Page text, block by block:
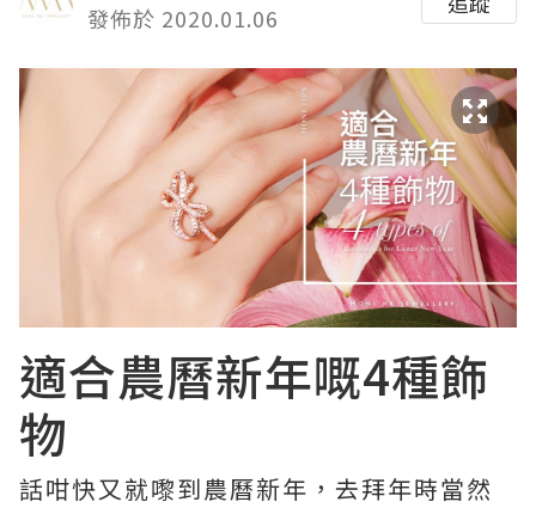
發佈於 2020.01.06
適合農曆新年嘅4種飾
物
話咁快又就嚟到農曆新年，去拜年時當然